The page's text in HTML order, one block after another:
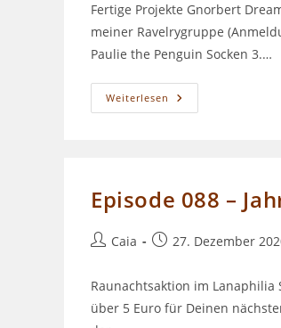
Fertige Projekte Gnorbert
meiner Ravelrygruppe
Paulie the Penguin Socken 3.…
Weiterlesen Episode
089
Episode 088 –
Beitrags-
Caia
Beitrag27. Dezember
Raunachtsaktion im Lanaphilia
über 5 Euro für Deinen